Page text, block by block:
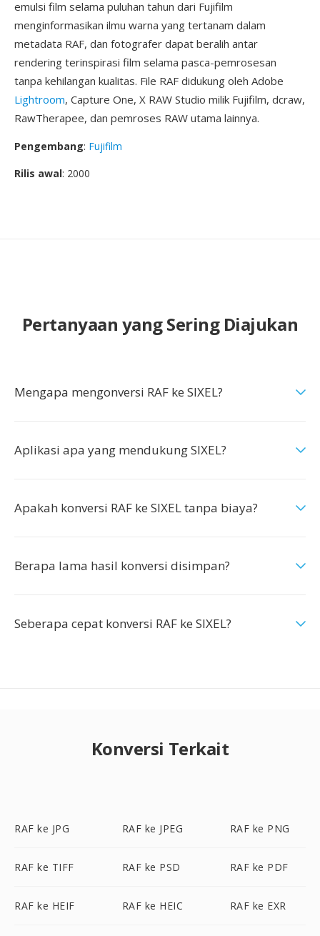
emulsi film selama puluhan tahun dari Fujifilm
menginformasikan ilmu warna yang tertanam dalam
metadata RAF, dan fotografer dapat beralih antar
rendering terinspirasi film selama pasca-pemrosesan
tanpa kehilangan kualitas. File RAF didukung oleh Adobe
Lightroom, Capture One, X RAW Studio milik Fujifilm, dcraw,
RawTherapee, dan pemroses RAW utama lainnya.
Pengembang: Fujifilm
Rilis awal: 2000
Pertanyaan yang Sering Diajukan
Mengapa mengonversi RAF ke SIXEL?
Aplikasi apa yang mendukung SIXEL?
Apakah konversi RAF ke SIXEL tanpa biaya?
Berapa lama hasil konversi disimpan?
Seberapa cepat konversi RAF ke SIXEL?
Konversi Terkait
RAF ke JPG RAF ke JPEG RAF ke PNG
RAF ke TIFF RAF ke PSD RAF ke PDF
RAF ke HEIF RAF ke HEIC RAF ke EXR